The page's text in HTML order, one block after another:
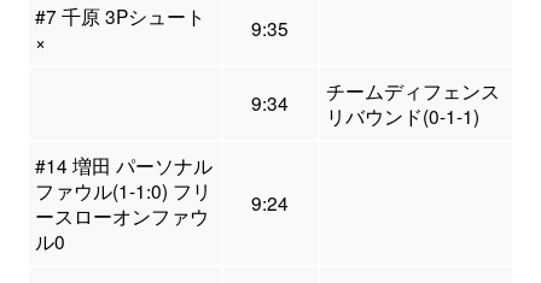
#7 千原 3Pシュート
×
9:35
9:34
チームディフェンス
リバウンド(0-1-1)
#14 増田 パーソナル
ファウル(1-1:0) フリ
ースローオンファウ
ル0
9:24